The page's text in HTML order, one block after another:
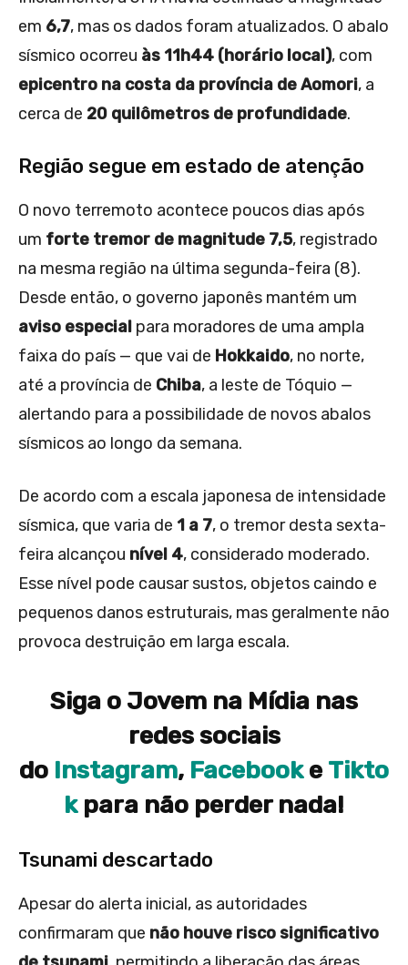
em 6,7, mas os dados foram atualizados. O abalo
sísmico ocorreu às 11h44 (horário local), com
epicentro na costa da província de Aomori, a
cerca de 20 quilômetros de profundidade.
Região segue em estado de atenção
O novo terremoto acontece poucos dias após
um forte tremor de magnitude 7,5, registrado
na mesma região na última segunda-feira (8).
Desde então, o governo japonês mantém um
aviso especial para moradores de uma ampla
faixa do país — que vai de Hokkaido, no norte,
até a província de Chiba, a leste de Tóquio —
alertando para a possibilidade de novos abalos
sísmicos ao longo da semana.
De acordo com a escala japonesa de intensidade
sísmica, que varia de 1 a 7, o tremor desta sexta-
feira alcançou nível 4, considerado moderado.
Esse nível pode causar sustos, objetos caindo e
pequenos danos estruturais, mas geralmente não
provoca destruição em larga escala.
Siga o Jovem na Mídia nas
redes sociais
do Instagram, FacebookeTikto
k para não perder nada!
Tsunami descartado
Apesar do alerta inicial, as autoridades
confirmaram que não houve risco significativo